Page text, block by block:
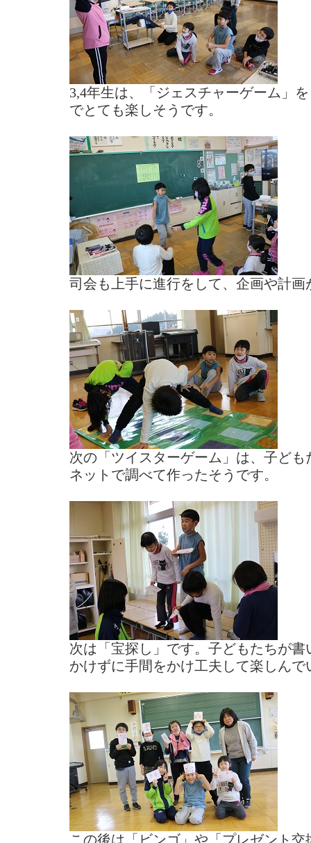
3,4年生は、「ジェスチャーゲーム」
でとても楽しそうです。
司会も上手に進行をして、企画や計
次の「ツイスターゲーム」は、子ど
ネットで調べて作ったそうです。
次は「宝探し」です。子どもたちが
かけずに手間をかけ工夫して楽しんで
この後は「ビンゴ」や「プレゼント